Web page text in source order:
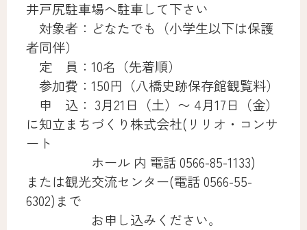
井戸尻駐車場へ駐車して下さい
対象者：どなたでも（小学生以下は保護
者同伴）
定 員：10名（先着順）
参加費：150円（八橋史跡保存館観覧料）
申 込： 3月21日（土）〜 4月17日（金）
に知立まちづくり株式会社(リリオ・コンサ
ート
ホール 内 電話 0566-85-1133)
または観光交流センター(電話 0566-55-
6302)まで
お申し込みください。